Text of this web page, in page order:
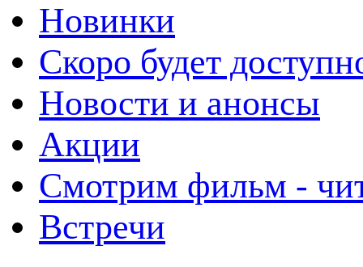
Новинки
Скоро будет
Новости и анонсы
Акции
Смотрим фильм -
Встречи